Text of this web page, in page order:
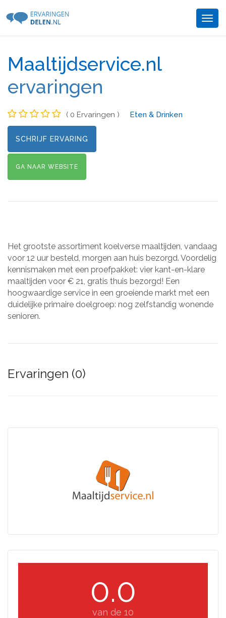
Maaltijdservice.nl
ervaringen
( 0 Ervaringen ) Eten & Drinken
SCHRIJF ERVARING
GA NAAR WEBSITE
Het grootste assortiment koelverse maaltijden, vandaag
voor 12 uur besteld, morgen aan huis bezorgd. Voordelig
kennismaken met een proefpakket: vier kant-en-klare
maaltijden voor € 21, gratis thuis bezorgd! Een
hoogwaardige service in een groeiende markt met een
duidelijke primaire doelgroep: nog zelfstandig wonende
senioren.
Ervaringen (0)
0.0
van de 10